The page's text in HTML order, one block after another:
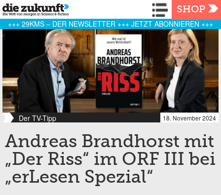
Navigation
SHOP
+++ 29KMS – DER NEWSLETTER +++ JETZT ABONNIEREN +++
Der TV-Tipp 18. November 2024
Andreas Brandhorst mit
„Der Riss“ im ORF III bei
„erLesen Spezial“